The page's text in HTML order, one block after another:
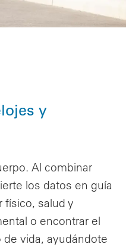
y
Al combinar
los datos en guía
físico, salud y
o encontrar el
vida, ayudándote